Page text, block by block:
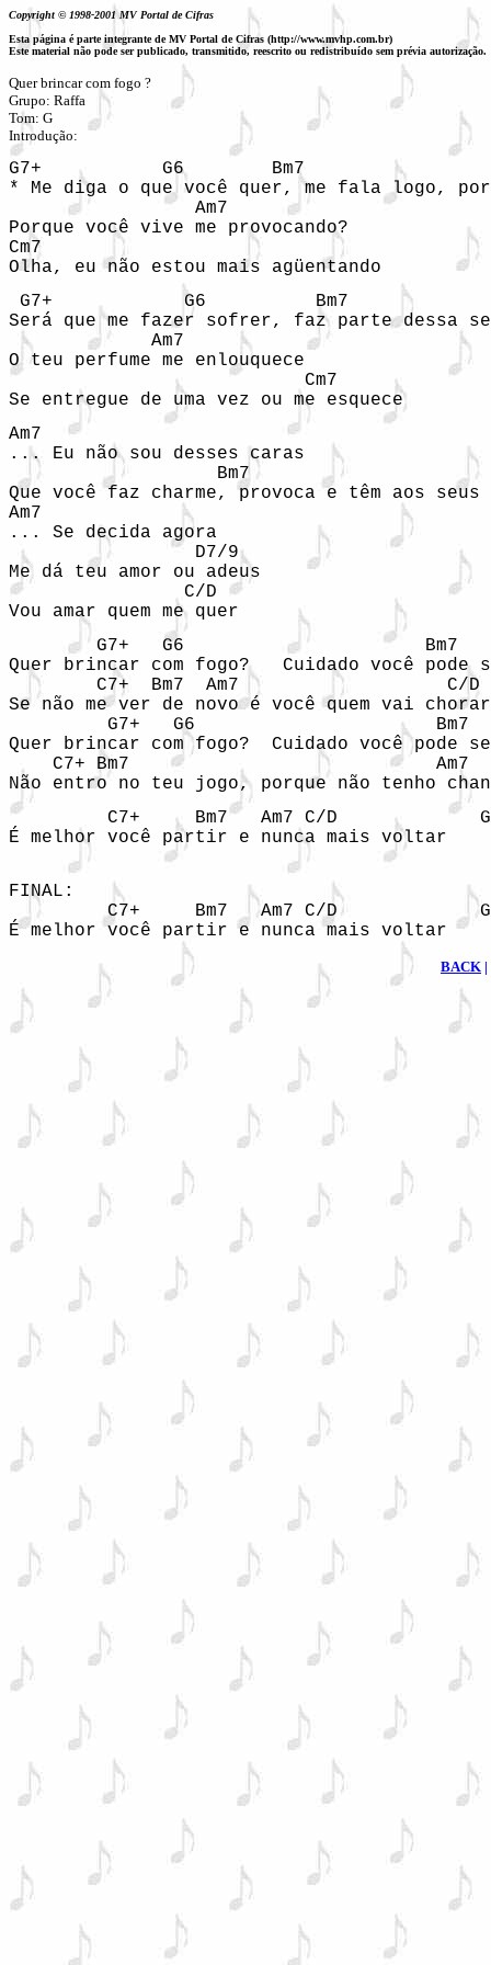
Copyright © 1998-2001 MV Portal de Cifras
Esta página é parte integrante de MV Portal de Cifras (http://www.mvhp.com.br)
Este material não pode ser publicado, transmitido, reescrito ou redistribuído sem prévia autorização.
Quer brincar com fogo ?
Grupo: Raffa
Tom: G
Introdução:
G7+           G6        Bm7
* Me diga o que você quer, me fala logo,
                 Am7
Porque você vive me provocando?
Cm7
Olha, eu não estou mais agüentando
G7+            G6          Bm7
Será que me fazer sofrer, faz parte dessa
             Am7
O teu perfume me enlouquece
                           Cm7
Se entregue de uma vez ou me esquece
Am7
... Eu não sou desses caras
                   Bm7
Que você faz charme, provoca e têm aos seus
Am7
... Se decida agora
                 D7/9
Me dá teu amor ou adeus
                C/D
Vou amar quem me quer
G7+   G6                      Bm7
Quer brincar com fogo?   Cuidado você pode
        C7+  Bm7  Am7                   C/D
Se não me ver de novo é você quem vai chorar
G7+   G6
Quer brincar com fogo?  Cuidado você pode
C7+ Bm7                            Am7
Não entro no teu jogo, porque não tenho
C7+     Bm7   Am7 C/D
É melhor você partir e nunca
FINAL:
C7+     Bm7   Am7 C/D
É melhor você partir e nunca
BACK |